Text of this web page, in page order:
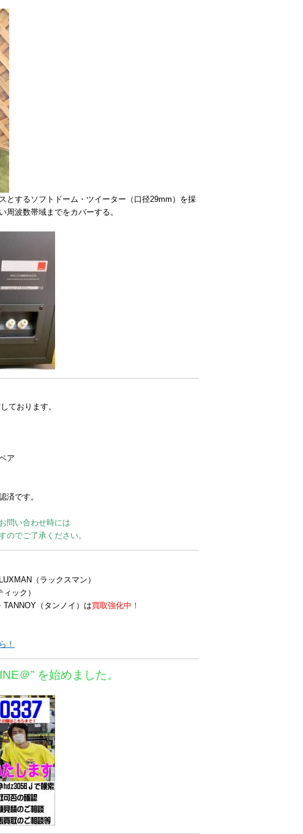
とするソフトドーム・ツイーター（口径29mm）を採
周波数帯域までをカバーする。
ております。
ア
済です。
問い合わせ時には
のでご了承ください。
（ラックスマン）
ック）
TANNOY（タンノイ）は買取強化中！
！
＠” を始めました。